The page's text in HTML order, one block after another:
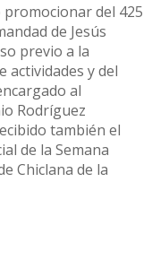
del 425
de Jesús
previo a la
actividades y del
al
Rodríguez
también el
de la Semana
Chiclana de la